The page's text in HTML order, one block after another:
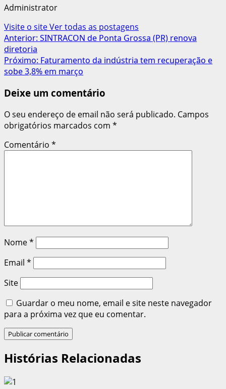
Administrator
Visite o siteVer todas as postagens
Navegação
de
artigos
Anterior: SINTRACON de Ponta Grossa (PR) renova
diretoria
Próximo: Faturamento da indústria tem recuperação e
sobe 3,8% em março
Deixe um comentário
O seu endereço de email não será publicado. Campos
obrigatórios marcados com *
Comentário *
Nome*
Email *
Site
Guardar o meu nome, email e site neste navegador
para a próxima vez que eu comentar.
Histórias Relacionadas